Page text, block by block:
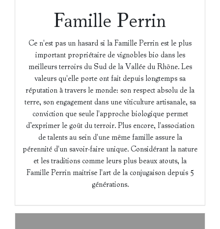
Famille Perrin
Ce n'est pas un hasard si la Famille Perrin est le plus
important propriétaire de vignobles bio dans les
meilleurs terroirs du Sud de la Vallée du Rhône. Les
valeurs qu'elle porte ont fait depuis longtemps sa
réputation à travers le monde: son respect absolu de la
terre, son engagement dans une viticulture artisanale, sa
conviction que seule l'approche biologique permet
d’exprimer le goût du terroir. Plus encore, l'association
de talents au sein d'une même famille assure la
pérennité d'un savoir-faire unique. Considérant la nature
et les traditions comme leurs plus beaux atouts, la
Famille Perrin maitrise l'art de la conjugaison depuis 5
générations.